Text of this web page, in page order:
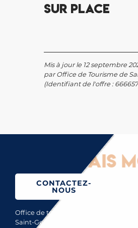
Sur place
Mis à jour le 12 septembre
par Office de Tourisme de
(Identifiant de l'offre :
CONTACTEZ-
NOUS
Office de tourisme de
Saint-Gervais Mont-Blanc